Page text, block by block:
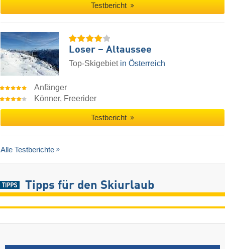
Testbericht
Loser – Altaussee
Top-Skigebiet in Österreich
Anfänger
Könner, Freerider
Testbericht
Alle Testberichte
Tipps für den Skiurlaub